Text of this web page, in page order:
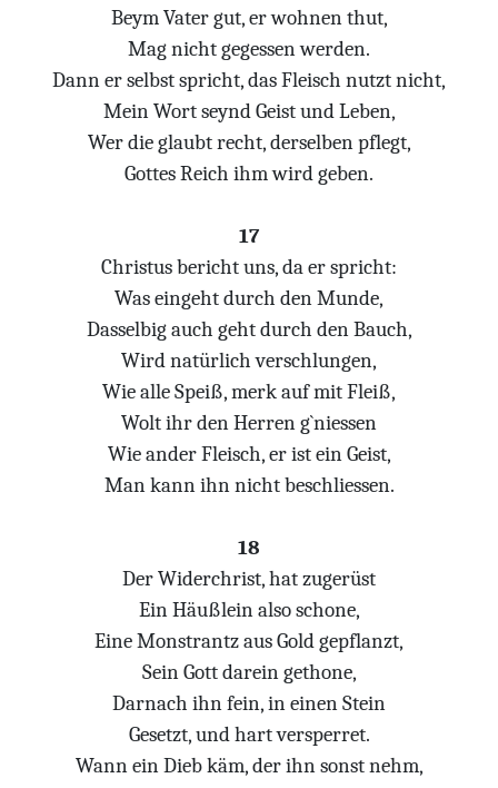
Beym Vater gut, er wohnen thut,
Mag nicht gegessen werden.
Dann er selbst spricht, das Fleisch nutzt nicht,
Mein Wort seynd Geist und Leben,
Wer die glaubt recht, derselben pflegt,
Gottes Reich ihm wird geben.
17
Christus bericht uns, da er spricht:
Was eingeht durch den Munde,
Dasselbig auch geht durch den Bauch,
Wird natürlich verschlungen,
Wie alle Speiß, merk auf mit Fleiß,
Wolt ihr den Herren g`niessen
Wie ander Fleisch, er ist ein Geist,
Man kann ihn nicht beschliessen.
18
Der Widerchrist, hat zugerüst
Ein Häußlein also schone,
Eine Monstrantz aus Gold gepflanzt,
Sein Gott darein gethone,
Darnach ihn fein, in einen Stein
Gesetzt, und hart versperret.
Wann ein Dieb käm, der ihn sonst nehm,